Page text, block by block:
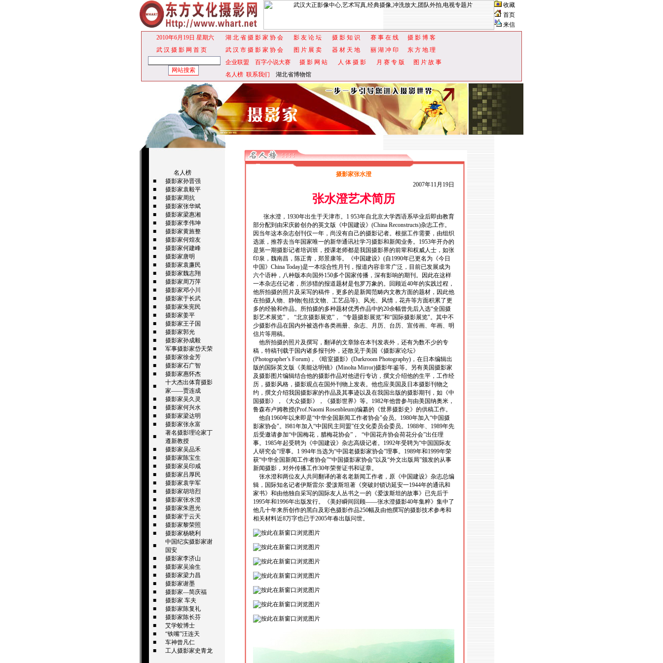
收藏
首页
来信
2010年6月19日 星期六
湖 北 省 摄 影 家 协 会 影 友 论 坛 摄 影 知 识 赛 事 在 线
摄 影 博 客
武 汉 摄 影 网 首 页 武 汉 市 摄 影 家 协 会 图 片 展 卖 器 材 天 地 丽 湖 冲 印
东 方 地 理
企业联盟
百字小说大赛 摄 影 网 站 人 体 摄 影 月 赛 专 版
图 片 故 事
名人榜 联系我们 湖北省博物馆
名人榜
■
摄影家孙晋强
■
摄影家袁毅平
■
摄影家周抗
■
摄影家张华斌
■
摄影家梁惠湘
■
摄影家李伟坤
■
摄影家黄旌整
■
摄影家何煌友
■
摄影家何建峰
■
摄影家唐明
■
摄影家袁廉民
■
摄影家魏志翔
■
摄影家周万萍
■
摄影家邓小川
■
摄影家于长武
■
摄影家朱宪民
■
摄影家姜平
■
摄影家王子国
■
摄影家郭光
■
摄影家孙成毅
■
军事摄影家岱天荣
■
摄影家徐金芳
■
摄影家石广智
■
摄影家惠怀杰
■
十大杰出体育摄影
家——贾连成
■
摄影家吴久灵
■
摄影家何兴水
■
摄影家梁达明
■
摄影家张永富
■
著名摄影理论家丁
遵新教授
■
摄影家吴品禾
■
摄影家陈宝生
■
摄影家吴印咸
■
摄影家吕厚民
■
摄影家袁学军
■
摄影家胡培烈
■
摄影家张水澄
■
摄影家朱恩光
■
摄影家于云天
■
摄影家黎荣照
■
摄影家杨晓利
■
中国纪实摄影家谢
国安
■
摄影家李济山
■
摄影家吴渝生
■
摄影家梁力昌
■
摄影家谢墨
■
摄影家—简庆福
■
摄影家 车夫
■
摄影家陈复礼
■
摄影家陈长芬
■
艾学蛟博士
■
“铁嘴”汪连天
■
车神曾凡仁
■
工人摄影家史青龙
摄影家张水澄
2007年11月19日
张水澄艺术简历
张水澄，1930年出生于天津市。1 953年自北京大学西语系毕业后即由教育
部分配到由宋庆龄创办的英文版《中国建设》(China Reconstructs)杂志工作。
因当年这本杂志创刊仅一年，尚没有自己的摄影记者。根据工作需要，由组织
选派，推荐去当年国家唯一的新华通讯社学习摄影和新闻业务。1953年开办的
是第一期摄影记者培训班，授课老师都是我国摄影界的前辈和权威人士，如张
印泉，魏南昌，陈正青，郑景康等。《中国建设》(自1990年已更名为《今日
中国》China Today)是一本综合性月刊，报道内容非常广泛，目前已发展成为
六个语种，八种版本向国外150多个国家传播，深有影响的期刊。因此在这样
一本杂志任记者，所涉猎的报道题材是包罗万象的。回顾近40年的实践过程，
他所拍摄的照片及采写的稿件，更多的是新闻范畴内文教方面的题材，因此他
在拍摄人物、静物(包括文物、工艺品等)、风光、风情，花卉等方面积累了更
多的经验和作品。所拍摄的多种题材优秀作品中的20余幅曾先后入选“全国摄
影艺术展览”， “北京摄影展览”， “专题摄影展览”和“国际摄影展览"。其中不
少摄影作品在国内外被选作各类画册、杂志、月历、台历、宣传画、年画、明
信片等用稿。
他所拍摄的照片及撰写，翻译的文章除在本刊发表外，还有为数不少的专
稿，特稿刊载于国内诸多报刊外，还散见于美国《摄影家论坛》
(Photographer’s Forum)，《暗室摄影》(Darkroom Photography)，在日本编辑出
版的国际英文版《美能达明镜》(Minolta Mirror)摄影年鉴等。另有美国摄影家
及摄影图片编辑结合他的摄影作品对他进行专访，撰文介绍他的生平，工作经
历，摄影风格，摄影观点在国外刊物上发表。他也应美国及日本摄影刊物之
约，撰文介绍我国摄影家的作品及其事迹以及在我国出版的摄影期刊，如《中
国摄影》，《大众摄影》，《摄影世界》等。1982年他曾参与由美国纳奥米，
鲁森布卢姆教授(Prof.Naomi Rosenbleum)编纂的《世界摄影史》的供稿工作。
他自1960年以来即是“中华全国新闻工作者协会"会员。1980年加入“中国摄
影家协会"。l981年加入“中国民主同盟”任文化委员会委员。1988年、1989年先
后受邀请参加“中国梅花，腊梅花协会”， “中国花卉协会荷花分会”出任理
事。1985年起受聘为《中国建设》杂志高级记者。1992年受聘为“中国国际友
人研究会"理事。1 994年当选为“中国老摄影家协会”理事。1989年和1999年荣
获“中华全国新闻工作者协会”“中国摄影家协会”以及“外文出版局”颁发的从事
新闻摄影，对外传播工作30年荣誉证书和证章。
张水澄和两位友人共同翻译的著名老新闻工作者，原《中国建设》杂志总编
辑，国际知名记者伊斯雷尔·爱泼斯坦著《突破封锁访延安一1944年的通讯和
家书》和由他独自采写的国际友人丛书之一的《爱泼斯坦的故事》已先后于
1995年和1996年出版发行。《美好瞬间回顾——张水澄摄影40年集粹》集中了
他几十年来所创作的黑白及彩色摄影作品250幅及由他撰写的摄影技术参考和
相关材料近8万字也已于2005年春出版问世。